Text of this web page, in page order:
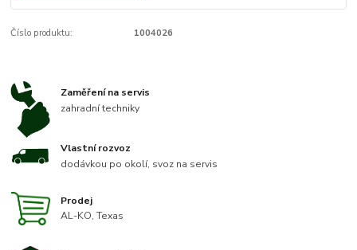
Číslo produktu: 1004026
Zaměření na servis
zahradní techniky
Vlastní rozvoz
dodávkou po okolí, svoz na servis
Prodej
AL-KO, Texas